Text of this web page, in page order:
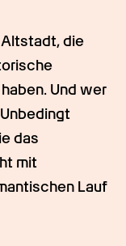
die
Und wer
das
mit
Lauf